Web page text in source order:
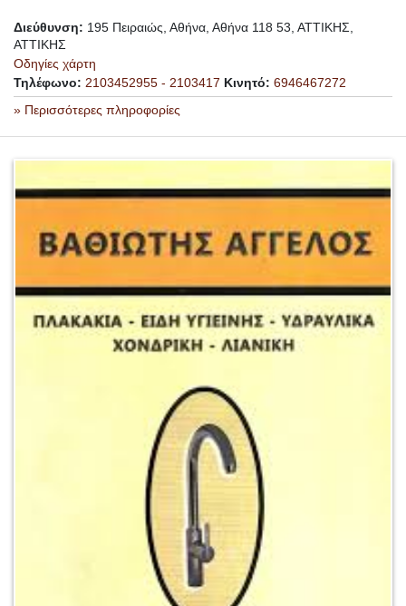
Διεύθυνση: 195 Πειραιώς, Αθήνα, Αθήνα 118 53, ΑΤΤΙΚΗΣ,
ΑΤΤΙΚΗΣ
Οδηγίες χάρτη
Τηλέφωνο: 2103452955 - 2103417 Κινητό: 6946467272
» Περισσότερες πληροφορίες